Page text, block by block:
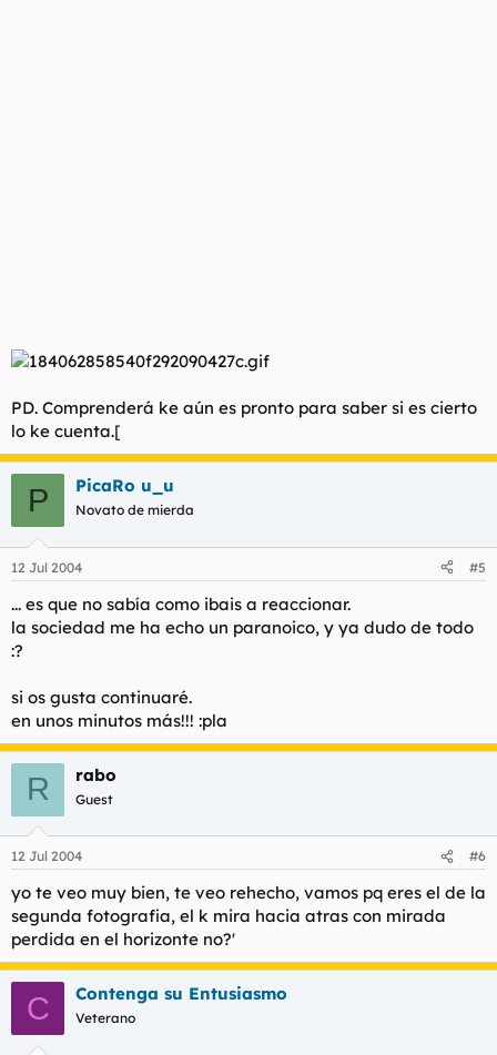
PD. Comprenderá ke aún es pronto para saber si es cierto
lo ke cuenta.[
P PicaRo u_u
Novato de mierda
12 Jul 2004 #5
... es que no sabía como ibais a reaccionar.
la sociedad me ha echo un paranoico, y ya dudo de todo
:?
si os gusta continuaré.
en unos minutos más!!! :pla
R rabo
Guest
12 Jul 2004 #6
yo te veo muy bien, te veo rehecho, vamos pq eres el de la
segunda fotografia, el k mira hacia atras con mirada
perdida en el horizonte no?'
C Contenga su Entusiasmo
Veterano